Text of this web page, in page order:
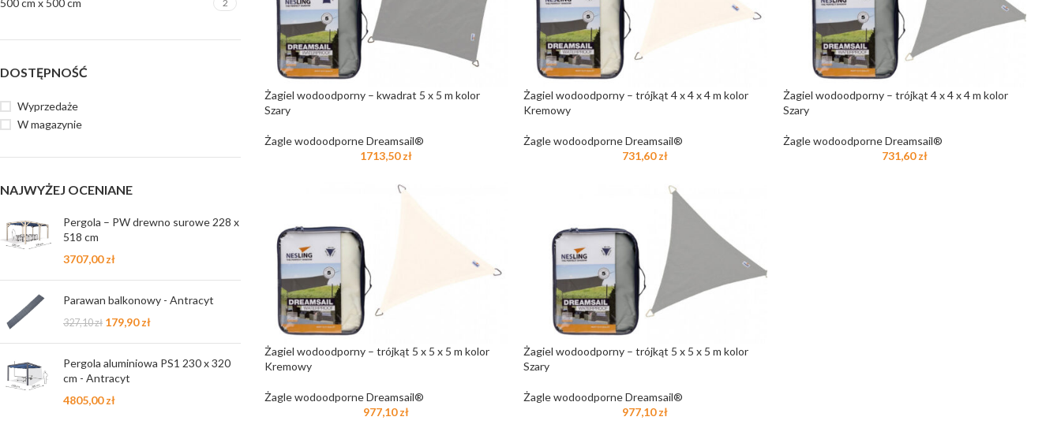
500 cm x 500 cm 2
DOSTĘPNOŚĆ
Wyprzedaże
W magazynie
NAJWYŻEJ OCENIANE
Pergola – PW drewno surowe 228 x
518 cm
3707,00zł
Parawan balkonowy - Antracyt
327,10zł 179,90zł
Pergola aluminiowa PS1 230 x 320
cm - Antracyt
4805,00zł
Żagiel wodoodporny – kwadrat 5 x 5 m kolor
Szary
Żagle wodoodporne Dreamsail®
1713,50zł
Żagiel wodoodporny – trójkąt 4 x 4 x 4 m kolor
Kremowy
Żagle wodoodporne Dreamsail®
731,60zł
Żagiel wodoodporny – trójkąt 4 x 4 x 4 m kolor
Szary
Żagle wodoodporne Dreamsail®
731,60zł
Żagiel wodoodporny – trójkąt 5 x 5 x 5 m kolor
Kremowy
Żagle wodoodporne Dreamsail®
977,10zł
Żagiel wodoodporny – trójkąt 5 x 5 x 5 m kolor
Szary
Żagle wodoodporne Dreamsail®
977,10zł